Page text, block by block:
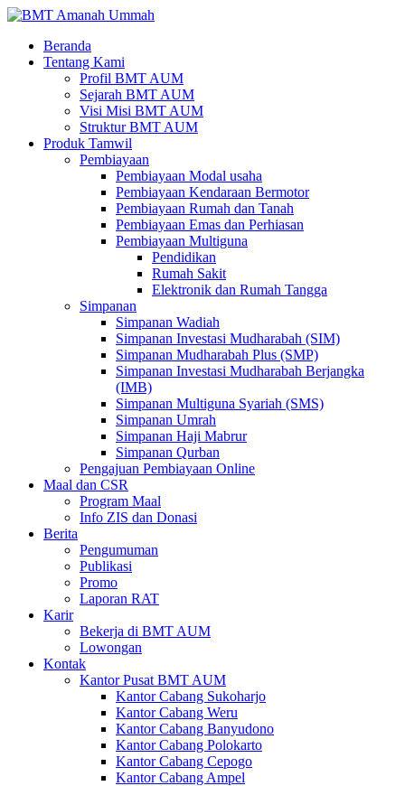
Beranda
Tentang Kami
Profil BMT AUM
Sejarah BMT AUM
Visi Misi BMT AUM
Struktur BMT AUM
Produk Tamwil
Pembiayaan
Pembiayaan Modal usaha
Pembiayaan Kendaraan Bermotor
Pembiayaan Rumah dan Tanah
Pembiayaan Emas dan Perhiasan
Pembiayaan Multiguna
Pendidikan
Rumah Sakit
Elektronik dan Rumah Tangga
Simpanan
Simpanan Wadiah
Simpanan Investasi Mudharabah (SIM)
Simpanan Mudharabah Plus (SMP)
Simpanan Investasi Mudharabah Berjangka
(IMB)
Simpanan Multiguna Syariah (SMS)
Simpanan Umrah
Simpanan Haji Mabrur
Simpanan Qurban
Pengajuan Pembiayaan Online
Maal dan CSR
Program Maal
Info ZIS dan Donasi
Berita
Pengumuman
Publikasi
Promo
Laporan RAT
Karir
Bekerja di BMT AUM
Lowongan
Kontak
Kantor Pusat BMT AUM
Kantor Cabang Sukoharjo
Kantor Cabang Weru
Kantor Cabang Banyudono
Kantor Cabang Polokarto
Kantor Cabang Cepogo
Kantor Cabang Ampel